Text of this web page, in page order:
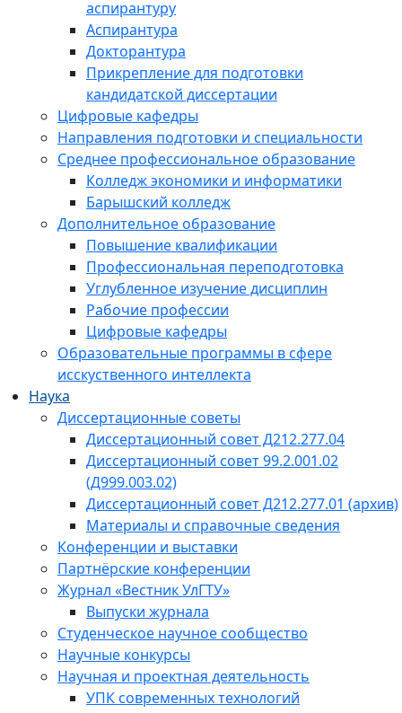
аспирантуру
Аспирантура
Докторантура
Прикрепление для подготовки
кандидатской диссертации
Цифровые кафедры
Направления подготовки и специальности
Среднее профессиональное образование
Колледж экономики и информатики
Барышский колледж
Дополнительное образование
Повышение квалификации
Профессиональная переподготовка
Углубленное изучение дисциплин
Рабочие профессии
Цифровые кафедры
Образовательные программы в сфере
исскуственного интеллекта
Наука
Диссертационные советы
Диссертационный совет Д212.277.04
Диссертационный совет 99.2.001.02
(Д999.003.02)
Диссертационный совет Д212.277.01 (архив)
Материалы и справочные сведения
Конференции и выставки
Партнёрские конференции
Журнал «Вестник УлГТУ»
Выпуски журнала
Студенческое научное сообщество
Научные конкурсы
Научная и проектная деятельность
УПК современных технологий